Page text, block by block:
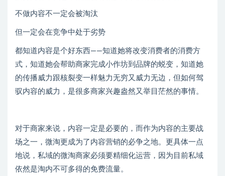
不做内容不一定会被淘汰
但一定会在竞争中处于劣势
都知道内容是个好东西——知道她将改变消费者的消费方
式，知道她会帮助商家完成小作坊到品牌的蜕变，知道她
的传播威力跟核裂变一样魅力无穷又威力无边，但如何驾
驭内容的威力，是很多商家兴趣盎然又举目茫然的事情。
对于商家来说，内容一定是必要的，而作为内容的主要战
场之一，微淘更成为了内容营销的必争之地。更具体一点
地说，私域的微淘商家必须要精细化运营，因为目前私域
依然是淘内不可多得的免费流量。